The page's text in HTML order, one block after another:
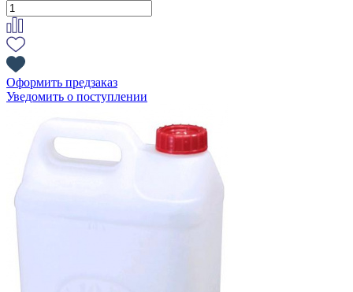
Оформить предзаказ
Уведомить о поступлении